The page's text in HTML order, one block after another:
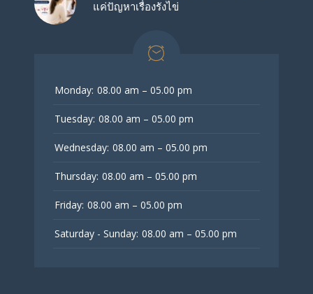
แค่ปัญหาเรื่องรังไข่
Monday: 08.00 am – 05.00 pm
Tuesday: 08.00 am – 05.00 pm
Wednesday: 08.00 am – 05.00 pm
Thursday: 08.00 am – 05.00 pm
Friday: 08.00 am – 05.00 pm
Saturday - Sunday: 08.00 am – 05.00 pm